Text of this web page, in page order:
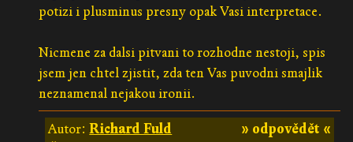
potizi i plusminus presny opak Vasi interpretace.
Nicmene za dalsi pitvani to rozhodne nestoji, spis
jsem jen chtel zjistit, zda ten Vas puvodni smajlik
neznamenal nejakou ironii.
» odpovědět «
Autor:Richard Fuld